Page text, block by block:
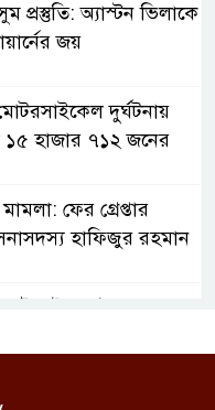
প্রস্তুতি: অ্যাস্টন ভিলাকে
জয়
দুর্ঘটনায়
১৫ হাজার ৭১২ জনের
ফের গ্রেপ্তার
হাফিজুর রহমান